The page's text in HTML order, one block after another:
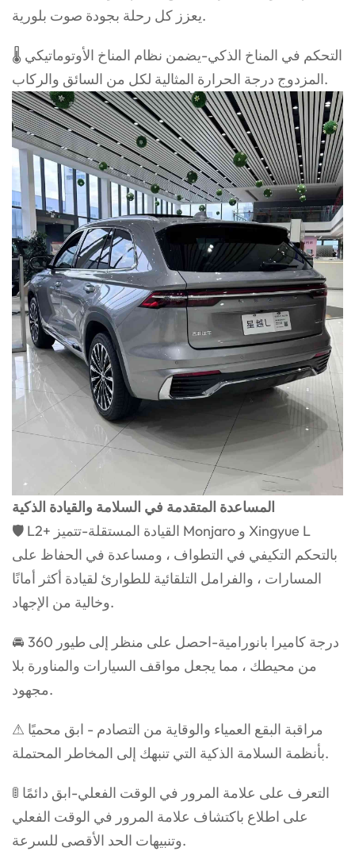
يعزز كل رحلة بجودة صوت بلورية.
🌡 التحكم في المناخ الذكي-يضمن نظام المناخ الأوتوماتيكي
المزدوج درجة الحرارة المثالية لكل من السائق والركاب.
المساعدة المتقدمة في السلامة والقيادة الذكية
🛡 L2+ القيادة المستقلة-تتميز Monjaro و Xingyue L
بالتحكم التكيفي في التطواف ، ومساعدة في الحفاظ على
المسارات ، والفرامل التلقائية للطوارئ لقيادة أكثر أمانًا
وخالية من الإجهاد.
🚘 360 درجة كاميرا بانورامية-احصل على منظر إلى طيور
من محيطك ، مما يجعل مواقف السيارات والمناورة بلا
مجهود.
⚠ مراقبة البقع العمياء والوقاية من التصادم - ابق محميًا
بأنظمة السلامة الذكية التي تنبهك إلى المخاطر المحتملة.
🚦 التعرف على علامة المرور في الوقت الفعلي-ابق دائمًا
على اطلاع باكتشاف علامة المرور في الوقت الفعلي
وتنبيهات الحد الأقصى للسرعة.